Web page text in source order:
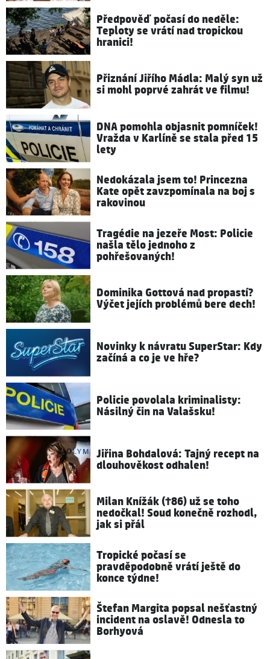
Předpověď počasí do neděle:
Teploty se vrátí nad tropickou
hranici!
Přiznání Jiřího Mádla: Malý syn už
si mohl poprvé zahrát ve filmu!
DNA pomohla objasnit pomníček!
Vražda v Karlíně se stala před 15
lety
Nedokázala jsem to! Princezna
Kate opět zavzpomínala na boj s
rakovinou
Tragédie na jezeře Most: Policie
našla tělo jednoho z
pohřešovaných!
Dominika Gottová nad propastí?
Výčet jejích problémů bere dech!
Novinky k návratu SuperStar: Kdy
začíná a co je ve hře?
Policie povolala kriminalisty:
Násilný čin na Valašsku!
Jiřina Bohdalová: Tajný recept na
dlouhověkost odhalen!
Milan Knížák (†86) už se toho
nedočkal! Soud konečně rozhodl,
jak si přál
Tropické počasí se
pravděpodobně vrátí ještě do
konce týdne!
Štefan Margita popsal nešťastný
incident na oslavě! Odnesla to
Borhyová